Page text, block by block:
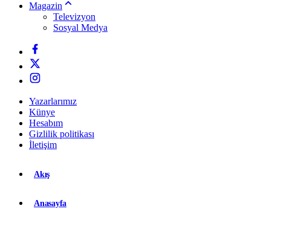
Magazin
Televizyon
Sosyal Medya
Yazarlarımız
Künye
Hesabım
Gizlilik politikası
İletişim
Akış
Anasayfa